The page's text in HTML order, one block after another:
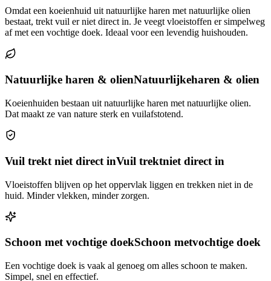
Omdat een koeienhuid uit natuurlijke haren met natuurlijke olien
bestaat, trekt vuil er niet direct in. Je veegt vloeistoffen er simpelweg
af met een vochtige doek. Ideaal voor een levendig huishouden.
Natuurlijke haren & olienNatuurlijkeharen & olien
Koeienhuiden bestaan uit natuurlijke haren met natuurlijke olien.
Dat maakt ze van nature sterk en vuilafstotend.
Vuil trekt niet direct inVuil trektniet direct in
Vloeistoffen blijven op het oppervlak liggen en trekken niet in de
huid. Minder vlekken, minder zorgen.
Schoon met vochtige doekSchoon metvochtige doek
Een vochtige doek is vaak al genoeg om alles schoon te maken.
Simpel, snel en effectief.